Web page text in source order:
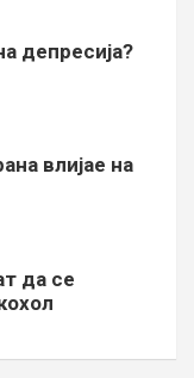
депресија?
влијае на
да се